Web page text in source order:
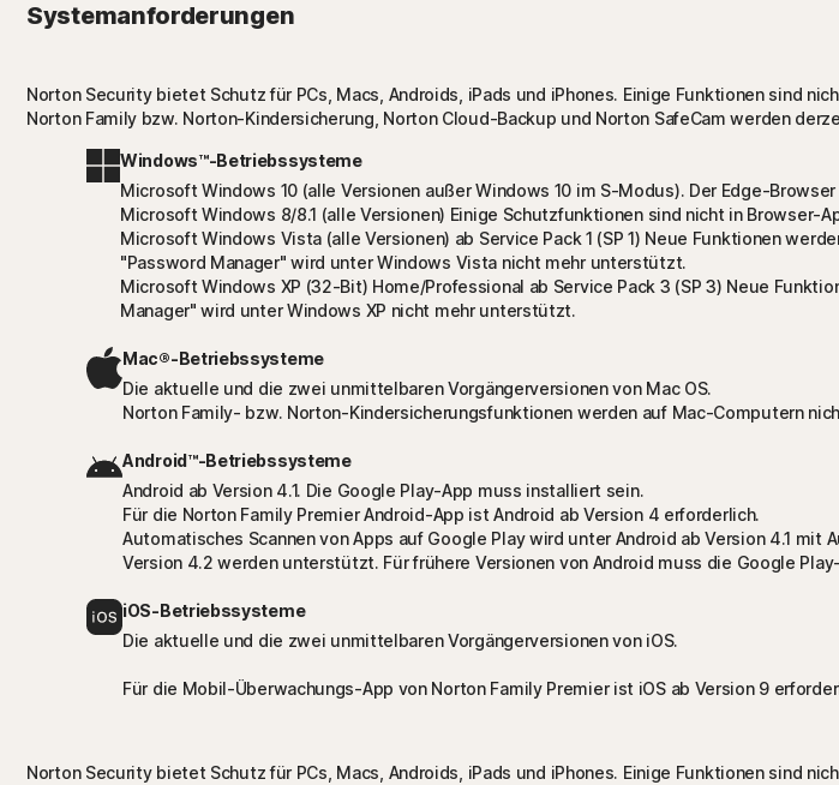
Systemanforderungen
Norton Security bietet Schutz für PCs, Macs, Androids, iPads und iPhones. Einige Funktionen sind
Norton Family bzw. Norton-Kindersicherung, Norton Cloud-Backup und Norton SafeCam werden
Windows™-Betriebssysteme
Microsoft Windows 10 (alle Versionen außer Windows 10 im S-Modus). Der Edge-
Microsoft Windows 8/8.1 (alle Versionen) Einige Schutzfunktionen sind nicht in Browser-
Microsoft Windows Vista (alle Versionen) ab Service Pack 1 (SP 1) Neue Funktionen
"Password Manager" wird unter Windows Vista nicht mehr unterstützt.
Microsoft Windows XP (32-Bit) Home/Professional ab Service Pack 3 (SP 3) Neue
Manager" wird unter Windows XP nicht mehr unterstützt.
Mac®-Betriebssysteme
Die aktuelle und die zwei unmittelbaren Vorgängerversionen von Mac OS.
Norton Family- bzw. Norton-Kindersicherungsfunktionen werden auf Mac-Computern
Android™-Betriebssysteme
Android ab Version 4.1. Die Google Play-App muss installiert sein.
Für die Norton Family Premier Android-App ist Android ab Version 4 erforderlich.
Automatisches Scannen von Apps auf Google Play wird unter Android ab Version 4.1
Version 4.2 werden unterstützt. Für frühere Versionen von Android muss die Google
iOS-Betriebssysteme
Die aktuelle und die zwei unmittelbaren Vorgängerversionen von iOS.
Für die Mobil-Überwachungs-App von Norton Family Premier ist iOS ab Version 9
Norton Security bietet Schutz für PCs, Macs, Androids, iPads und iPhones. Einige Funktionen sind